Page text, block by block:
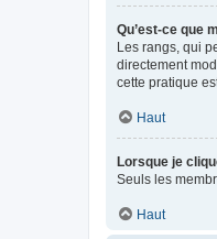
Qu’est-ce que
Les rangs, qui
directement
cette pratique
Haut
Lorsque je
Seuls les
Haut